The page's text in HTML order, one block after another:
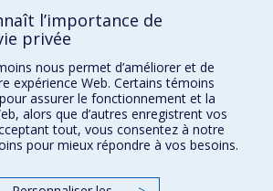
L’éditorial
l’importance de
privée
nous permet d’améliorer et de
expérience Web. Certains témoins
assurer le fonctionnement et la
alors que d’autres enregistrent vos
tout, vous consentez à notre
pour mieux répondre à vos besoins.